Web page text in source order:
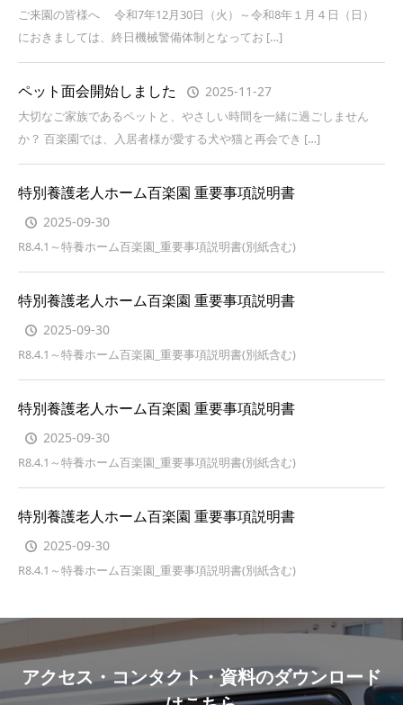
ご来園の皆様へ 令和7年12月30日（火）～令和8年１月４日（日）
におきましては、終日機械警備体制となってお […]
ペット面会開始しました 2025-11-27
大切なご家族であるペットと、やさしい時間を一緒に過ごしません
か？ 百楽園では、入居者様が愛する犬や猫と再会でき […]
特別養護老人ホーム百楽園 重要事項説明書
2025-09-30
R8.4.1～特養ホーム百楽園_重要事項説明書(別紙含む)
特別養護老人ホーム百楽園 重要事項説明書
2025-09-30
R8.4.1～特養ホーム百楽園_重要事項説明書(別紙含む)
特別養護老人ホーム百楽園 重要事項説明書
2025-09-30
R8.4.1～特養ホーム百楽園_重要事項説明書(別紙含む)
特別養護老人ホーム百楽園 重要事項説明書
2025-09-30
R8.4.1～特養ホーム百楽園_重要事項説明書(別紙含む)
アクセス・コンタクト・資料のダウンロード